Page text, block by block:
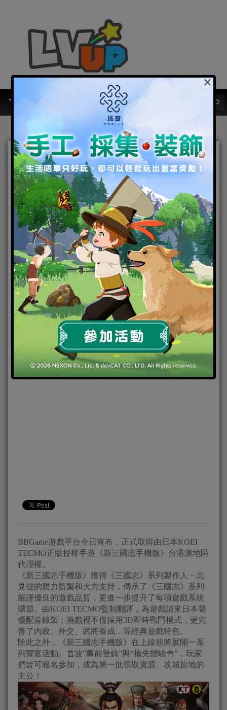
『最HIT消息』日本KOEI
TECMO正版授權手遊《新
三國志手機版》台港澳代理
權確定！
2017-10-19|Android,IOS,事前登錄,手機遊戲 BBGame,
Koei Tecmo , 三國志
BBGame遊戲平台今日宣布，正式取得由日本KOEI
TECMO正版授權手遊《新三國志手機版》台港澳地區
代理權。
《新三國志手機版》獲得《三國志》系列製作人－北
見健的親力監製和大力支持，傳承了《三國志》系列
嚴謹優良的遊戲品質，更進一步提升了每項遊戲系統
環節。由KOEI TECMO監制翻譯，為遊戲請來日本聲
優配音錄製；遊戲裡不僅採用3D即時戰鬥模式，更完
善了內政、外交、武將養成…等經典遊戲特色。
除此之外，《新三國志手機版》在上線前將展開一系
列豐富活動。首波”事前登錄”與“搶先體驗會”，玩家
們皆可報名參加，成為第一批領取資源、攻城掠地的
主公！
×